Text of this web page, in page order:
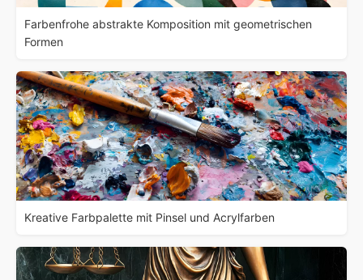
Farbenfrohe abstrakte Komposition mit geometrischen
Formen
Kreative Farbpalette mit Pinsel und Acrylfarben